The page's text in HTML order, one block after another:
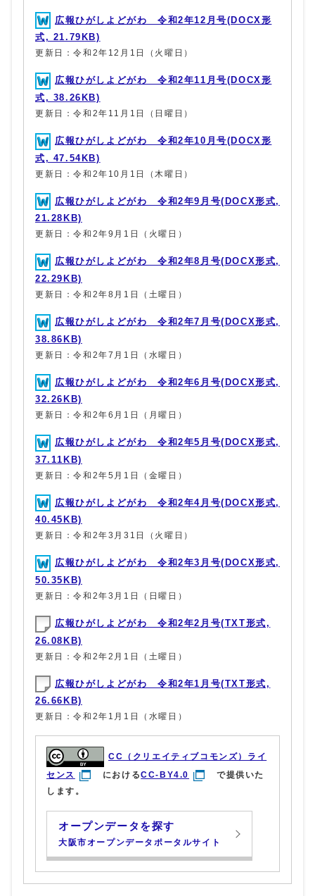
広報ひがしよどがわ 令和2年12月号(DOCX形
式, 21.79KB)
更新日：令和2年12月1日（火曜日）
広報ひがしよどがわ 令和2年11月号(DOCX形
式, 38.26KB)
更新日：令和2年11月1日（日曜日）
広報ひがしよどがわ 令和2年10月号(DOCX形
式, 47.54KB)
更新日：令和2年10月1日（木曜日）
広報ひがしよどがわ 令和2年9月号(DOCX形式,
21.28KB)
更新日：令和2年9月1日（火曜日）
広報ひがしよどがわ 令和2年8月号(DOCX形式,
22.29KB)
更新日：令和2年8月1日（土曜日）
広報ひがしよどがわ 令和2年7月号(DOCX形式,
38.86KB)
更新日：令和2年7月1日（水曜日）
広報ひがしよどがわ 令和2年6月号(DOCX形式,
32.26KB)
更新日：令和2年6月1日（月曜日）
広報ひがしよどがわ 令和2年5月号(DOCX形式,
37.11KB)
更新日：令和2年5月1日（金曜日）
広報ひがしよどがわ 令和2年4月号(DOCX形式,
40.45KB)
更新日：令和2年3月31日（火曜日）
広報ひがしよどがわ 令和2年3月号(DOCX形式,
50.35KB)
更新日：令和2年3月1日（日曜日）
広報ひがしよどがわ 令和2年2月号(TXT形式,
26.08KB)
更新日：令和2年2月1日（土曜日）
広報ひがしよどがわ 令和2年1月号(TXT形式,
26.66KB)
更新日：令和2年1月1日（水曜日）
CC（クリエイティブコモンズ）ライ
センス
におけるCC-BY4.0
で提供いた
します。
オープンデータを探す
大阪市オープンデータポータルサイト